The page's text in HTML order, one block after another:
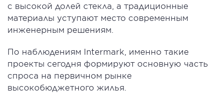
с высокой долей стекла, а традиционные
материалы уступают место современным
инженерным решениям.
По наблюдениям Intermark, именно такие
проекты сегодня формируют основную часть
спроса на первичном рынке
высокобюджетного жилья.